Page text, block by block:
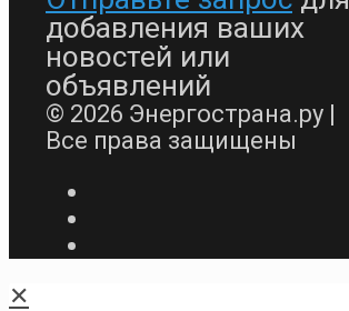
добавления ваших
новостей или
объявлений
© 2026 Энергострана.ру |
Все права защищены
✕